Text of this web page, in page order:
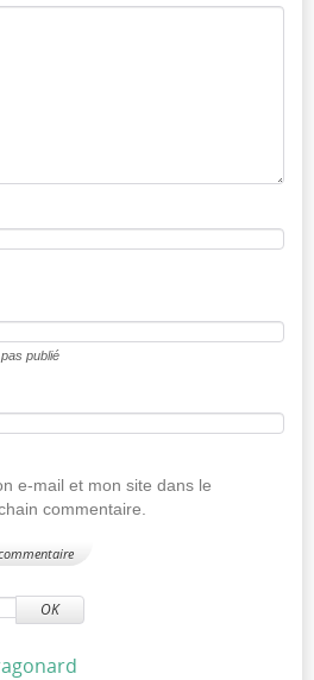
pas publié
e-mail et mon site dans le
commentaire.
OK